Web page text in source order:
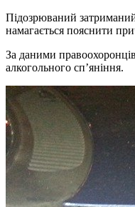
Підозрюваний
намагається пояснити
За даними
алкогольного сп’яніння.